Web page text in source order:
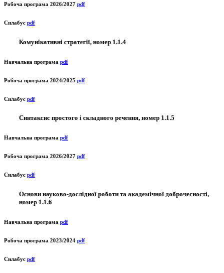
Робоча програма 2026/2027 pdf
Силабус pdf
Комунікативні стратегії, номер 1.1.4
Навчальна програма pdf
Робоча програма 2024/2025 pdf
Силабус pdf
Синтаксис простого і складного речення, номер 1.1.5
Навчальна програма pdf
Робоча програма 2026/2027 pdf
Силабус pdf
Основи науково-дослідної роботи та академічної доброчесності,
номер 1.1.6
Навчальна програма pdf
Робоча програма 2023/2024 pdf
Силабус pdf